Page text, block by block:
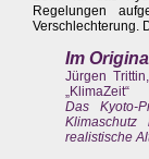
Regelungen
Verschlechterung.
Im
Jürgen
„KlimaZeit“
Das Kyoto-
realistische